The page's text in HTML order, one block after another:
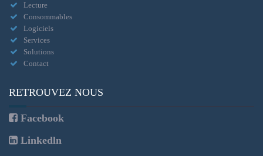
Lecture
Consommables
Logiciels
Services
Solutions
Contact
RETROUVEZ NOUS
Facebook
Linkedln